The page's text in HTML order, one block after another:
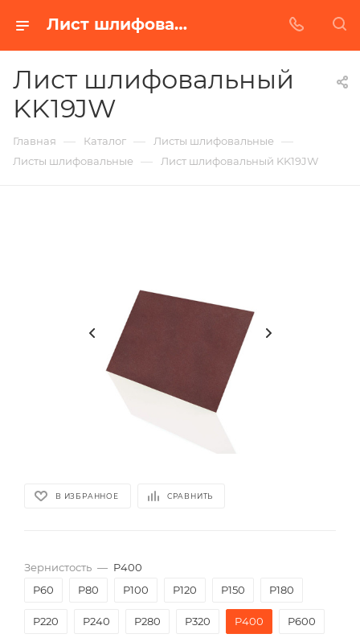
Лист шлифовальный KK19JW в Белгороде | Купить по недорогой цене от Абразивного Завода
Лист шлифовальный
KK19JW
Главная — Каталог — Листы шлифовальные —
Листы шлифовальные — Лист шлифовальный KK19JW
В ИЗБРАННОЕ СРАВНИТЬ
Зернистость — P400
P60
P80 P100 P120 P150 P180
P220 P240 P280 P320 P400 P600